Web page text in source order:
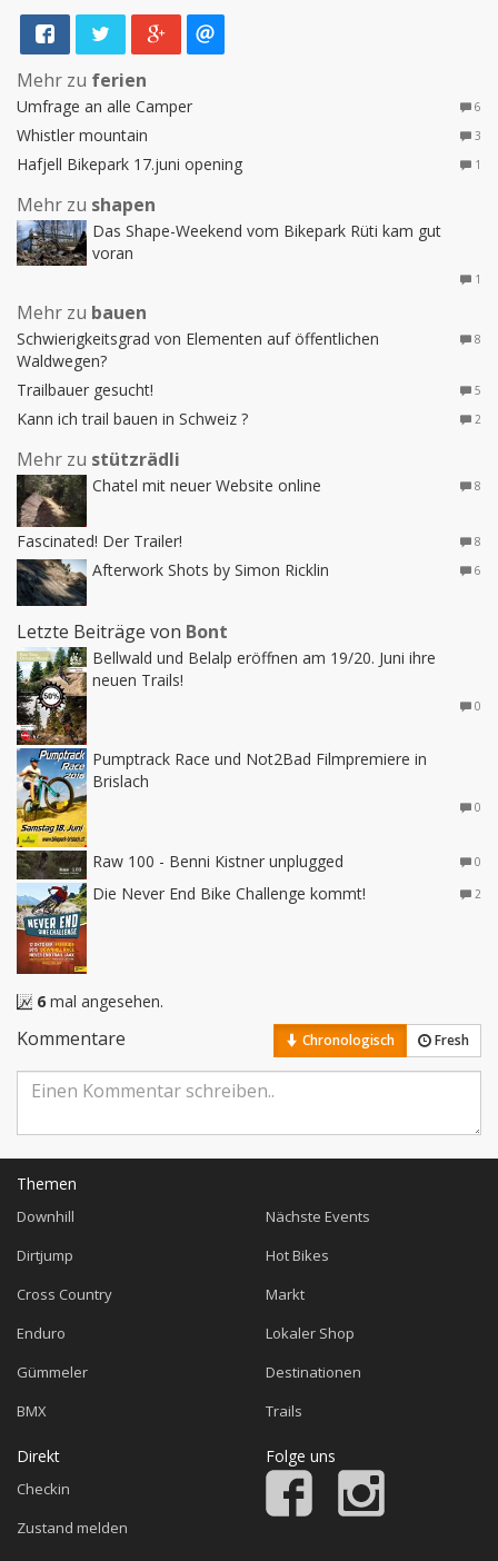
Mehr zu ferien
Umfrage an alle Camper 6
Whistler mountain 3
Hafjell Bikepark 17.juni opening 1
Mehr zu shapen
Das Shape-Weekend vom Bikepark Rüti kam gut
voran
1
Mehr zu bauen
Schwierigkeitsgrad von Elementen auf öffentlichen
Waldwegen?
8
Trailbauer gesucht! 5
Kann ich trail bauen in Schweiz ? 2
Mehr zu stützrädli
Chatel mit neuer Website online 8
Fascinated! Der Trailer! 8
Afterwork Shots by Simon Ricklin 6
Letzte Beiträge von Bont
Bellwald und Belalp eröffnen am 19/20. Juni ihre
neuen Trails!
0
Pumptrack Race und Not2Bad Filmpremiere in
Brislach
0
Raw 100 - Benni Kistner unplugged 0
Die Never End Bike Challenge kommt! 2
6 mal angesehen.
Kommentare Chronologisch Fresh
Themen
Downhill
Dirtjump
Cross Country
Enduro
Gümmeler
BMX
Nächste Events
Hot Bikes
Markt
Lokaler Shop
Destinationen
Trails
Direkt
Checkin
Zustand melden
Folge uns